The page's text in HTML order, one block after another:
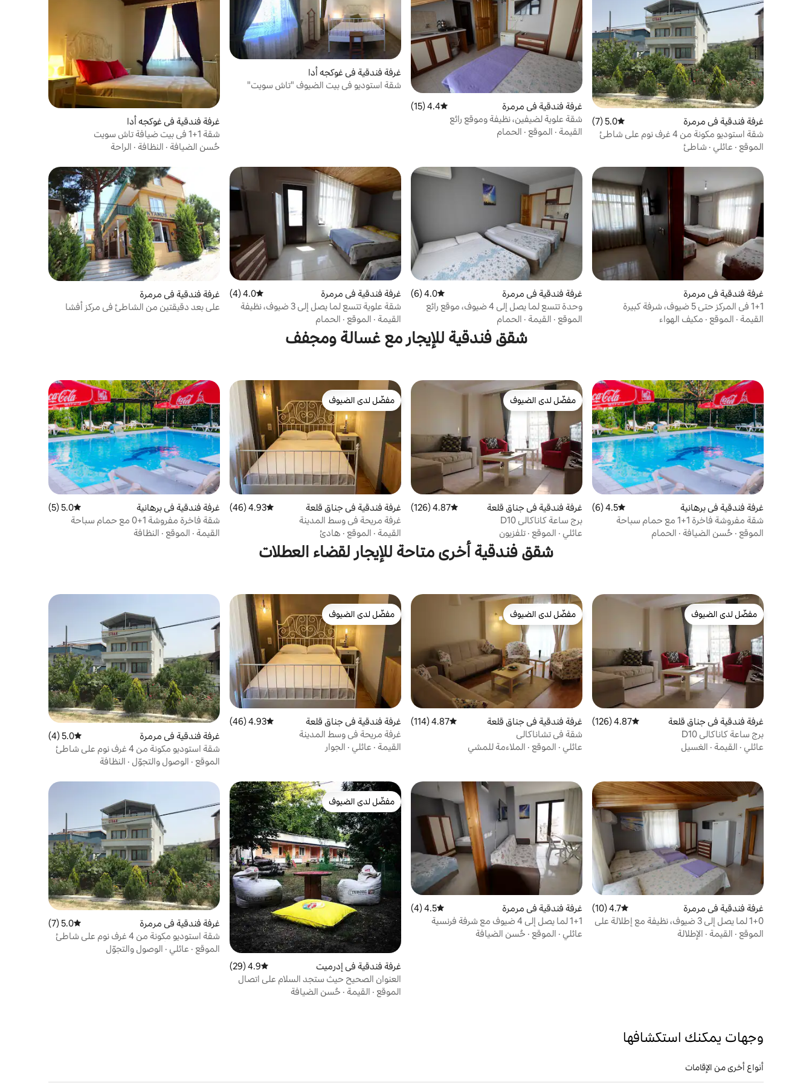
غرفة فندقية في مرمرة متوسط التقييم 5.0 من 5، 7 مراجعات
5.0 (7)
شقة استوديو مكونة من 4 غرف نوم على شاطئ
البحر في جزيرة أفشا
الموقع · عائلي · شاطئ
غرفة فندقية في مرمرة متوسط التقييم 4.4 من 5، 15 مراجعات
4.4 (15)
شقة علوية لضيفين، نظيفة وموقع رائع
القيمة · الموقع · الحمام
غرفة فندقية في غوكجه أدا
شقة استوديو في بيت الضيوف "تاش سويت"
غرفة فندقية في غوكجه أدا
شقة 1+1 في بيت ضيافة تاش سويت
حُسن الضيافة · النظافة · الراحة
غرفة فندقية في مرمرة
1+1 في المركز حتى 5 ضيوف، شرفة كبيرة
القيمة · الموقع · مكيف الهواء
غرفة فندقية في مرمرة متوسط التقييم 4.0 من 5، 6 مراجعات
4.0 (6)
وحدة تتسع لما يصل إلى 4 ضيوف، موقع رائع
نظيف
الموقع · القيمة · الحمام
غرفة فندقية في مرمرة متوسط التقييم 4.0 من 5، 4 مراجعات
4.0 (4)
شقة علوية تتسع لما يصل إلى 3 ضيوف، نظيفة
وذات إطلالة على البحر
القيمة · الموقع · الحمام
غرفة فندقية في مرمرة
على بعد دقيقتين من الشاطئ في مركز أفشا
شقق فندقية للإيجار مع غسالة ومجفف
غرفة فندقية في برهانية متوسط التقييم 4.5 من 5، 6 مراجعات
4.5 (6)
شقة مفروشة فاخرة 1+1 مع حمام سباحة
الموقع · حُسن الضيافة · الحمام
مفضّل لدى الضيوف
مفضّل لدى الضيوف
غرفة فندقية في جناق قلعة متوسط التقييم 4.87 من 5، 126 مراجعات
4.87 (126)
برج ساعة كاناكالي D10
عائلي · الموقع · تلفزيون
مفضّل لدى الضيوف
مفضّل لدى الضيوف
غرفة فندقية في جناق قلعة متوسط التقييم 4.93 من 5، 46 مراجعات
4.93 (46)
غرفة مريحة في وسط المدينة
القيمة · الموقع · هادئ
غرفة فندقية في برهانية متوسط التقييم 5.0 من 5، 5 مراجعات
5.0 (5)
شقة فاخرة مفروشة 1+0 مع حمام سباحة
القيمة · الموقع · النظافة
شقق فندقية أخرى متاحة للإيجار لقضاء العطلات
مفضّل لدى الضيوف
مفضّل لدى الضيوف
غرفة فندقية في جناق قلعة متوسط التقييم 4.87 من 5، 126 مراجعات
4.87 (126)
برج ساعة كاناكالي D10
عائلي · القيمة · الغسيل
مفضّل لدى الضيوف
مفضّل لدى الضيوف
غرفة فندقية في جناق قلعة متوسط التقييم 4.87 من 5، 114 مراجعات
4.87 (114)
شقة في تشاناكالي
عائلي · الموقع · الملاءمة للمشي
مفضّل لدى الضيوف
مفضّل لدى الضيوف
غرفة فندقية في جناق قلعة متوسط التقييم 4.93 من 5، 46 مراجعات
4.93 (46)
غرفة مريحة في وسط المدينة
القيمة · عائلي · الجوار
غرفة فندقية في مرمرة متوسط التقييم 5.0 من 5، 4 مراجعات
5.0 (4)
شقة استوديو مكونة من 4 غرف نوم على شاطئ
البحر في جزيرة أفشا
الموقع · الوصول والتجوّل · النظافة
غرفة فندقية في مرمرة متوسط التقييم 4.7 من 5، 10 مراجعات
4.7 (10)
1+0 لما يصل إلى 3 ضيوف، نظيفة مع إطلالة على
البحر
الموقع · القيمة · الإطلالة
غرفة فندقية في مرمرة متوسط التقييم 4.5 من 5، 4 مراجعات
4.5 (4)
1+1 لما يصل إلى 4 ضيوف مع شرفة فرنسية
عائلي · الموقع · حُسن الضيافة
مفضّل لدى الضيوف
مفضّل لدى الضيوف
غرفة فندقية في إدرميت متوسط التقييم 4.9 من 5، 29 مراجعات
4.9 (29)
العنوان الصحيح حيث ستجد السلام على اتصال
بالطبيعة!
الموقع · القيمة · حُسن الضيافة
غرفة فندقية في مرمرة متوسط التقييم 5.0 من 5، 7 مراجعات
5.0 (7)
شقة استوديو مكونة من 4 غرف نوم على شاطئ
البحر في جزيرة أفشا
الموقع · عائلي · الوصول والتجوّل
وجهات يمكنك استكشافها
أنواع أخرى من الإقامات